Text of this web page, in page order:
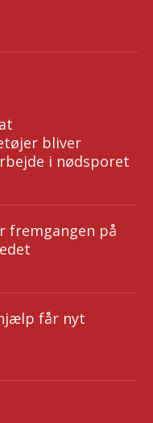
bliver
i nødsporet
på
får nyt